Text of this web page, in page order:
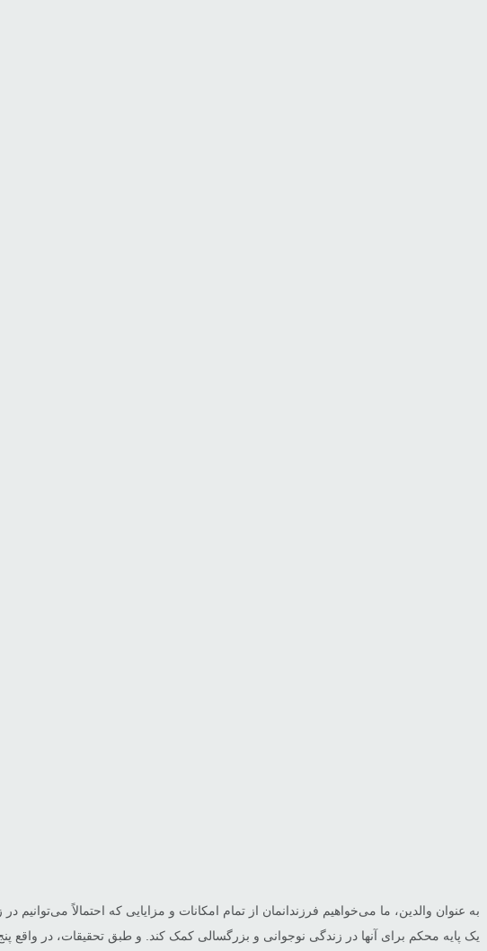
به عنوان والدین، ما می‌خواهیم فرزندانمان از تمام امکانات و مزایایی که احتمالاً
یک پایه محکم برای آنها در زندگی نوجوانی و بزرگسالی کمک کند. و طبق تحقیقات، در واقع